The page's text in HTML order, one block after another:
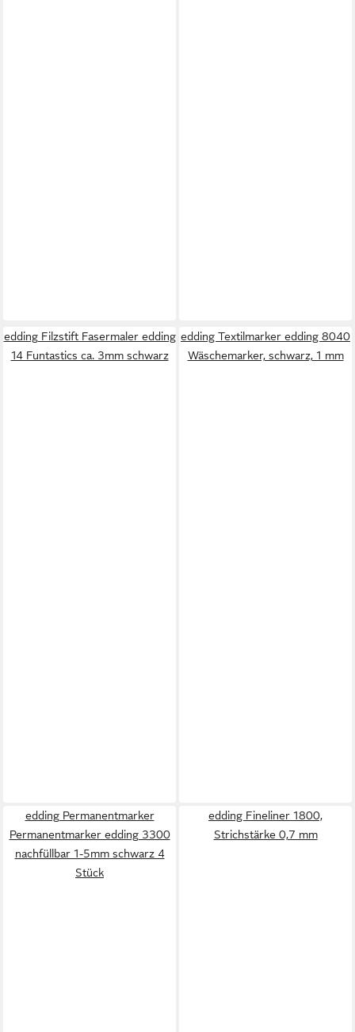
edding Filzstift Fasermaler edding
14 Funtastics ca. 3mm schwarz
edding Textilmarker edding 8040
Wäschemarker, schwarz, 1 mm
edding Permanentmarker
Permanentmarker edding 3300
nachfüllbar 1-5mm schwarz 4
Stück
edding Fineliner 1800,
Strichstärke 0,7 mm